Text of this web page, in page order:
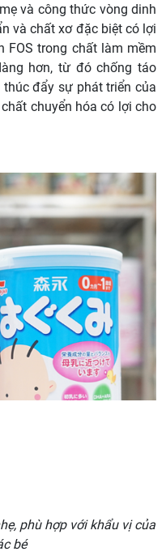
và công thức vòng dinh
và chất xơ đặc biệt có lợi
FOS trong chất làm mềm
hơn, từ đó chống táo
thúc đẩy sự phát triển của
chuyển hóa có lợi cho
phù hợp với khẩu vị của
bé